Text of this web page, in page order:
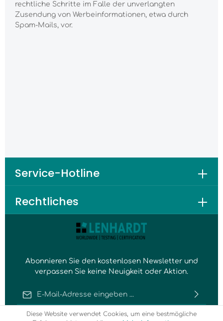
rechtliche Schritte im Falle der unverlangten
Zusendung von Werbeinformationen, etwa durch
Spam-Mails, vor.
Abonnieren Sie den kostenlosen Newsletter und
verpassen Sie keine Neuigkeit oder Aktion.
Ich habe die Datenschutzbestimmungen
zur Kenntnis
gelesen und bin mit ihnen
Service-Hotline
Rechtliches
Diese Website verwendet Cookies, um eine bestmögliche